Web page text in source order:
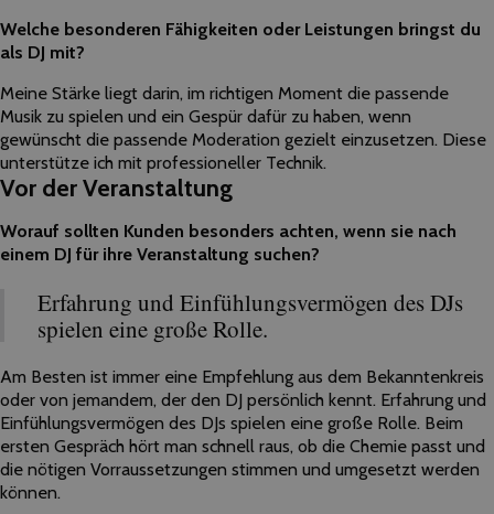
Welche besonderen Fähigkeiten oder Leistungen bringst du
als DJ mit?
Meine Stärke liegt darin, im richtigen Moment die passende
Musik zu spielen und ein Gespür dafür zu haben, wenn
gewünscht die passende Moderation gezielt einzusetzen. Diese
unterstütze ich mit professioneller Technik.
Vor der Veranstaltung
Worauf sollten Kunden besonders achten, wenn sie nach
einem DJ für ihre Veranstaltung suchen?
Erfahrung und Einfühlungsvermögen des DJs
spielen eine große Rolle.
Am Besten ist immer eine Empfehlung aus dem Bekanntenkreis
oder von jemandem, der den DJ persönlich kennt. Erfahrung und
Einfühlungsvermögen des DJs spielen eine große Rolle. Beim
ersten Gespräch hört man schnell raus, ob die Chemie passt und
die nötigen Vorraussetzungen stimmen und umgesetzt werden
können.